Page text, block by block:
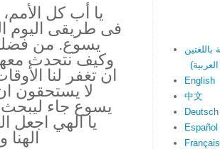
يا أب كل
فى طريقى اليوم
يسوع. من
وكيف نتحدث
ان تغفر لنا
لا يستحقون
يسوع جاء
يا الهي اجعل
English
中文
Deutsch
Español
Français